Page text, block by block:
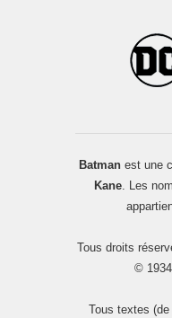
Batmanest une
Kane. Les
Tous droits
©
Tous textes (de